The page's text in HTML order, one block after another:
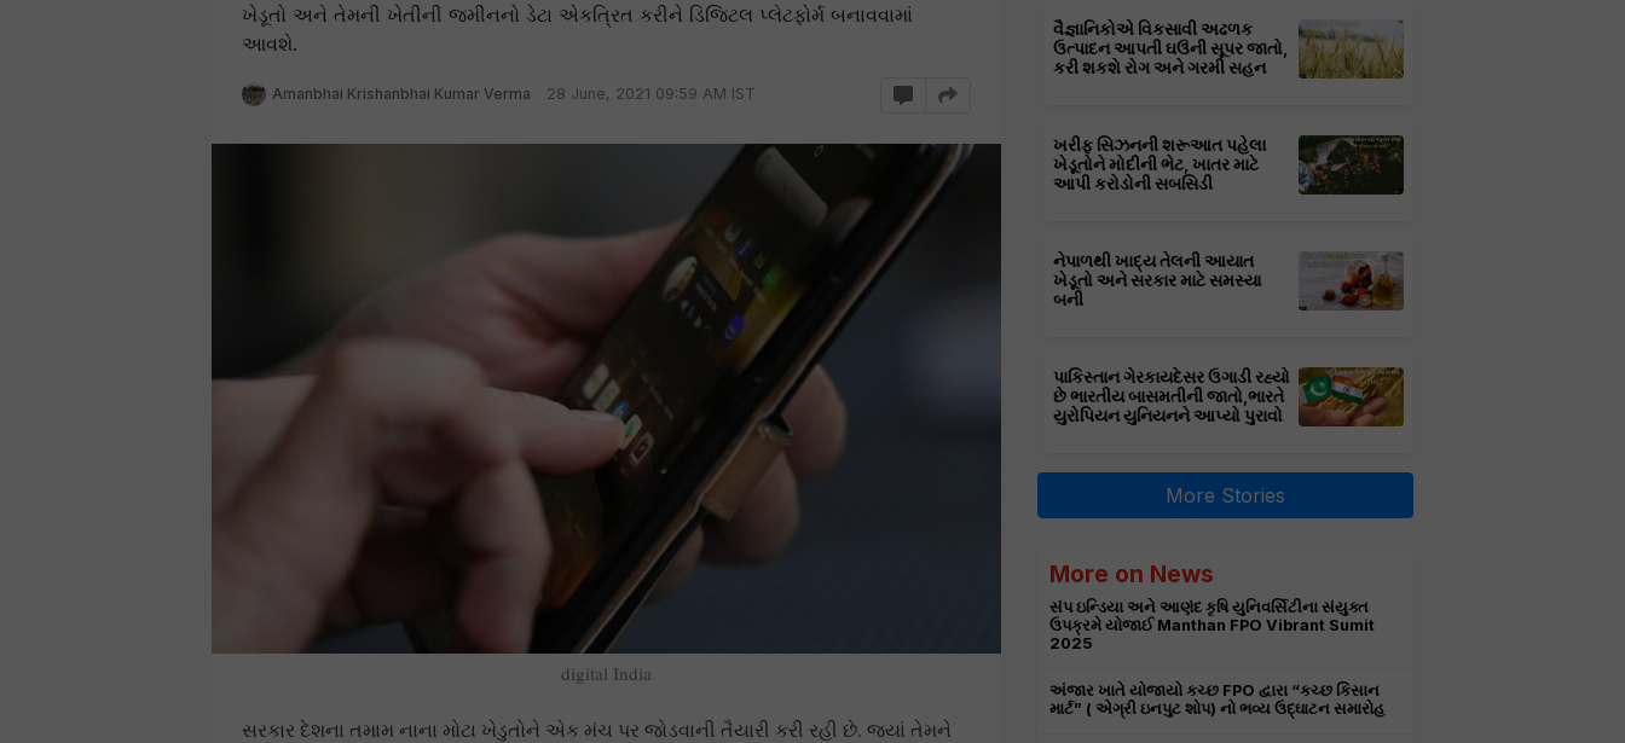
ખેડૂતો અને તેમની ખેતીની જમીનનો ડેટા એકત્રિત કરીને ડિજિટલ પ્લેટફોર્મ બનાવવામાં
આવશે.
Amanbhai Krishanbhai Kumar Verma 28 June, 2021 09:59 AM IST
digital India
સરકાર દેશના તમામ નાના મોટા ખેડુતોને એક મંચ પર જોડવાની તૈયારી કરી રહી છે. જ્યાં તેમને
વૈજ્ઞાનિકોએ વિકસાવી અઢળક
ઉત્પાદન આપતી ઘઉંની સૂપર જાતો,
કરી શકશે રોગ અને ગરમી સહન
ખરીફ સિઝનની શરૂઆત પહેલા
ખેડૂતોને મોદીની ભેટ, ખાતર માટે
આપી કરોડોની સબસિડી
નેપાળથી ખાદ્ય તેલની આયાત
ખેડૂતો અને સરકાર માટે સમસ્યા
બની
પાકિસ્તાન ગેરકાયદેસર ઉગાડી રહ્યો
છે ભારતીય બાસમતીની જાતો,ભારતે
યુરોપિયન યુનિયનને આપ્યો પુરાવો
More Stories
More on News
સંપ ઇન્ડિયા અને આણંદ કૃષિ યુનિવર્સિટીના સંયુક્ત
ઉપક્રમે યોજાઈ Manthan FPO Vibrant Sumit
2025
અંજાર ખાતે યોજાયો કચ્છ FPO દ્વારા “કચ્છ કિસાન
માર્ટ” ( એગ્રી ઇનપુટ શોપ) નો ભવ્ય ઉદ્ઘાટન સમારોહ